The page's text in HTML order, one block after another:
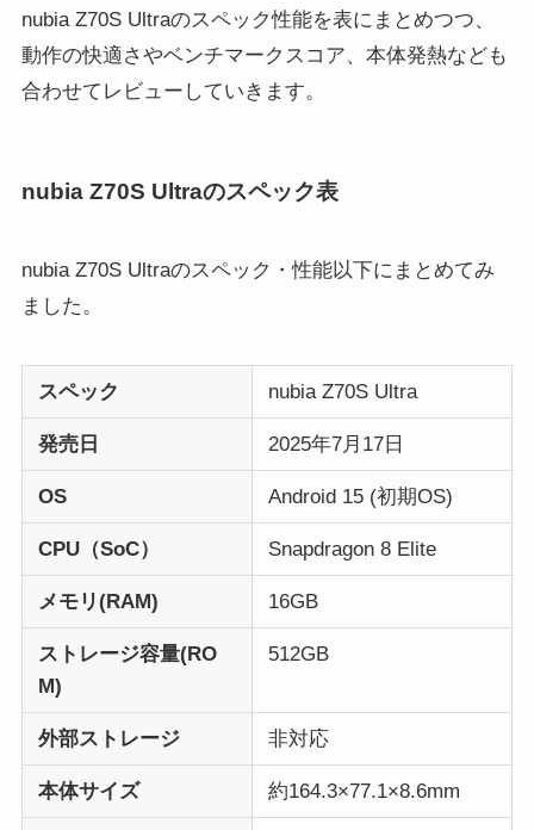
nubia Z70S Ultraのスペック性能を表にまとめつつ、
動作の快適さやベンチマークスコア、本体発熱なども
合わせてレビューしていきます。
nubia Z70S Ultraのスペック表
nubia Z70S Ultraのスペック・性能以下にまとめてみ
ました。
スペック nubia Z70S Ultra
発売日 2025年7月17日
OS Android 15 (初期OS)
CPU（SoC） Snapdragon 8 Elite
メモリ(RAM) 16GB
ストレージ容量(RO
M)
512GB
外部ストレージ 非対応
本体サイズ 約164.3×77.1×8.6mm